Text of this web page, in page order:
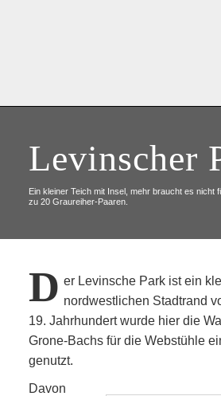
Levinscher
Ein kleiner Teich mit Insel, mehr braucht es nicht
zu 20 Graureiher-Paaren.
D er Levinsche Park ist ein
nordwestlichen Stadtrand
19. Jahrhundert wurde hier die
Grone-Bachs für die Webstühle
genutzt.
Davon